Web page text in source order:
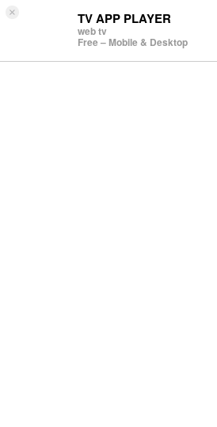
× TV APP PLAYER
web tv
Free – Mobile & Desktop